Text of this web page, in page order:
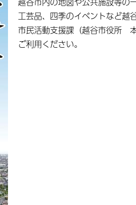
工芸品、四季のイベントなど越
市民活動支援課（越谷市役所
ご利用ください。